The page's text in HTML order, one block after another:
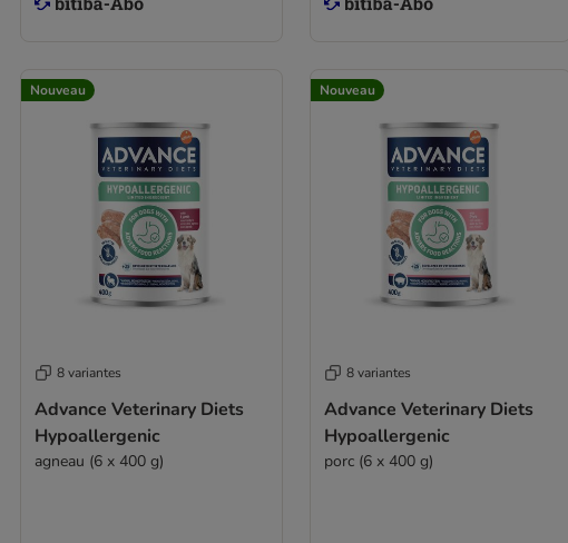
Nouveau
8 variantes
Advance Veterinary Diets
Hypoallergenic
agneau (6 x 400 g)
Nouveau
8 variantes
Advance Veterinary Diets
Hypoallergenic
porc (6 x 400 g)